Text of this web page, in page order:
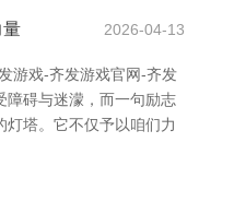
量 2026-04-13
游戏-齐发游戏官网-齐发
障碍与迷濛，而一句励志
灯塔。它不仅予以咱们力